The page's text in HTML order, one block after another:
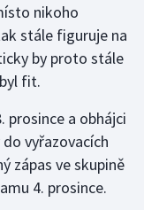
nikoho
stále figuruje na
by proto stále
fit.
prosince a obhájci
vyřazovacích
zápas ve skupině
4. prosince.